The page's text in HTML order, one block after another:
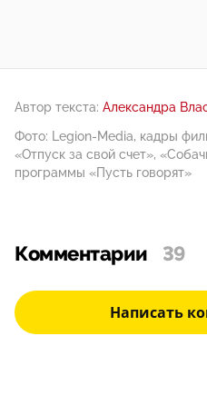
Автор текста: Александра
Фото: Legion-Media, кадры
«Отпуск за свой счет»,
программы «Пусть говорят»
Комментарии 39
Написать